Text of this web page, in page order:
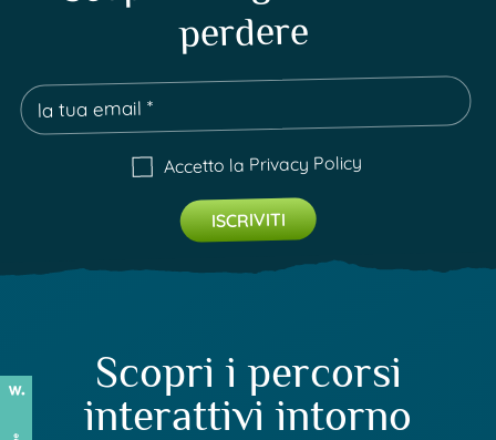
perdere
Accetto la Privacy Policy
Scopri i percorsi
interattivi intorno